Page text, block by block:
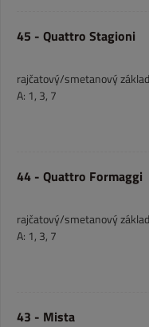
45 - Quattro Stagioni
rajčatový/smetanový
A: 1, 3, 7
44 - Quattro Formaggi
rajčatový/smetanový
A: 1, 3, 7
43 - Mista